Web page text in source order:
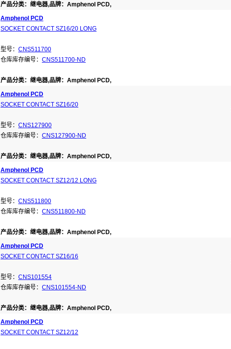
产品分类：继电器,品牌：Amphenol PCD,
Amphenol PCD
SOCKET CONTACT SZ16/20 LONG
型号： CNS511700
仓库库存编号： CNS511700-ND
产品分类：继电器,品牌：Amphenol PCD,
Amphenol PCD
SOCKET CONTACT SZ16/20
型号： CNS127900
仓库库存编号： CNS127900-ND
产品分类：继电器,品牌：Amphenol PCD,
Amphenol PCD
SOCKET CONTACT SZ12/12 LONG
型号： CNS511800
仓库库存编号： CNS511800-ND
产品分类：继电器,品牌：Amphenol PCD,
Amphenol PCD
SOCKET CONTACT SZ16/16
型号： CNS101554
仓库库存编号： CNS101554-ND
产品分类：继电器,品牌：Amphenol PCD,
Amphenol PCD
SOCKET CONTACT SZ12/12